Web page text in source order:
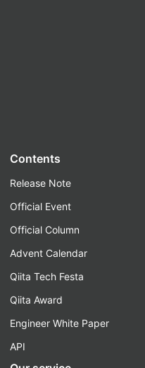
Contents
Release Note
Official Event
Official Column
Advent Calendar
Qiita Tech Festa
Qiita Award
Engineer White Paper
API